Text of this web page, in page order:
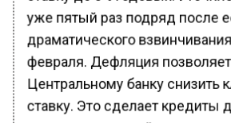
уже пятый раз подряд после
драматического
февраля. Дефляция позволяет
Центральному банку снизить
ставку. Это сделает кредиты